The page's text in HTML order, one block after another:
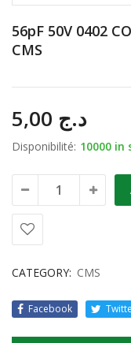
56pF 50V 0402
CMS
د.ج
Disponibilité: 10000 in
CATEGORY: CMS
Facebook